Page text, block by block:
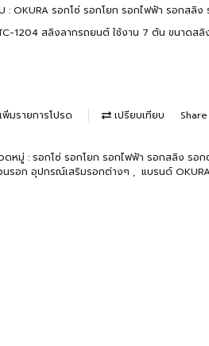
: OKURA รอกโซ่ รอกโยก รอกไฟฟ้า รอกสลิ
1204 สลิงลากรถยนต์ ใช้งาน 7 ตัน ขนาดสลิ
เพิ่มรายการโปรด เปรียบเทียบ Share
ดหมู่ : รอกโซ่ รอกโยก รอกไฟฟ้า รอกสลิง รอก
นรอก อุปกรณ์เสริมรอกต่างๆ , แบรนด์